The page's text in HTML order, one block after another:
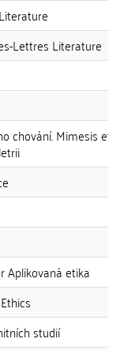
Lettres Literature
chování. Mimesis
Aplikovaná etika
studií